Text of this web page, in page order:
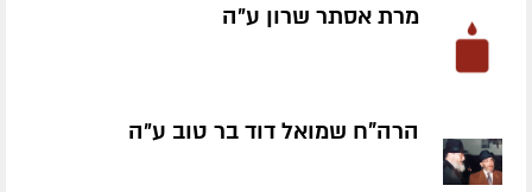
מרת אסתר שרון ע״ה
הרה"ח שמואל דוד בר טוב ע״ה